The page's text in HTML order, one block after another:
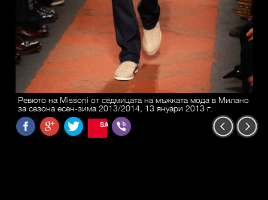
Ревюто на Missoni от седмицата на мъжката мода в Милано
за сезона есен-зима 2013/2014, 13 януари 2013 г.
SAVE